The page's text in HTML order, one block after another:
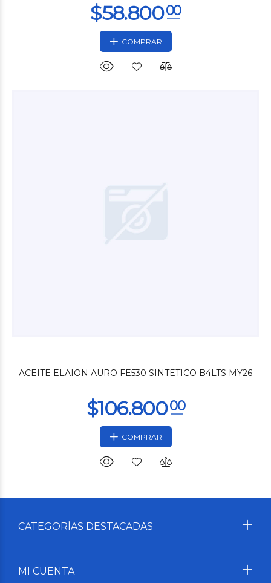
COMPRAR
ACEITE ELAION AURO FE530 SINTETICO B4LTS MY26
COMPRAR
CATEGORÍAS DESTACADAS
MI CUENTA